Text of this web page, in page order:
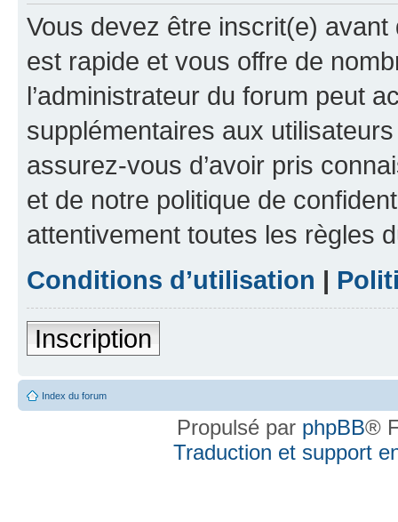
Vous devez être inscrit(e) avant
est rapide et vous offre de
l’administrateur du forum peut
supplémentaires aux
assurez-vous d’avoir pris
et de notre politique de
attentivement toutes les règles
Conditions d’utilisation |
Inscription
Index du forum
Propulsé par phpBB®
Traduction et support